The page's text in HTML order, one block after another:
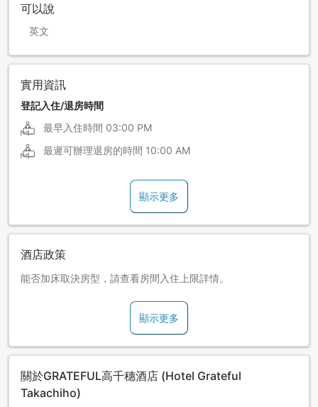
可以說
英文
實用資訊
登記入住/退房時間
最早入住時間 03:00 PM
最遲可辦理退房的時間 10:00 AM
顯示更多
酒店政策
能否加床取決房型，請查看房間入住上限詳情。
顯示更多
關於GRATEFUL高千穗酒店 (Hotel Grateful
Takachiho)